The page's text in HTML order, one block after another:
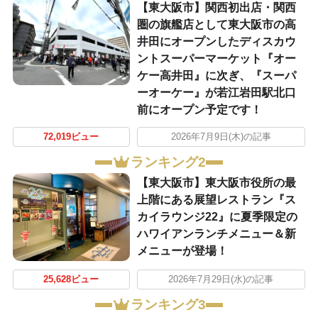
【東大阪市】関西初出店・関西
圏の旗艦店として東大阪市の高
井田にオープンしたディスカウ
ントスーパーマーケット『オー
ケー高井田』に次ぎ、『スーパ
ーオーケー』が若江岩田駅北口
前にオープン予定です！
72,019ビュー 2026年7月9日(木)の記事
ランキング2
【東大阪市】東大阪市役所の最
上階にある展望レストラン『ス
カイラウンジ22』に夏季限定の
ハワイアンランチメニュー＆新
メニューが登場！
25,628ビュー 2026年7月29日(水)の記事
ランキング3